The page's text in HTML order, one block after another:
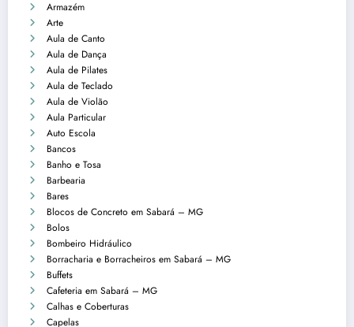
Armazém
Arte
Aula de Canto
Aula de Dança
Aula de Pilates
Aula de Teclado
Aula de Violão
Aula Particular
Auto Escola
Bancos
Banho e Tosa
Barbearia
Bares
Blocos de Concreto em Sabará – MG
Bolos
Bombeiro Hidráulico
Borracharia e Borracheiros em Sabará – MG
Buffets
Cafeteria em Sabará – MG
Calhas e Coberturas
Capelas